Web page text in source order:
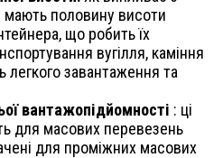
мають половину висоти
що робить їх
вугілля, каміння
легкого завантаження та
вантажопідйомності : ці
для масових перевезень
для проміжних масових